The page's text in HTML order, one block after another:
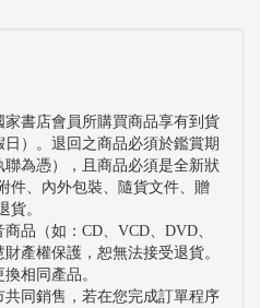
書店會員所購買商品享有到貨
）。退回之商品必須於鑑賞期
聯為憑），且商品必須是全新狀
件、內外包裝、隨貨文件、贈
貨。
品（如：CD、VCD、DVD、
產權保護，恕無法接受退貨。
相同產品。
共同銷售，若在您完成訂單程序